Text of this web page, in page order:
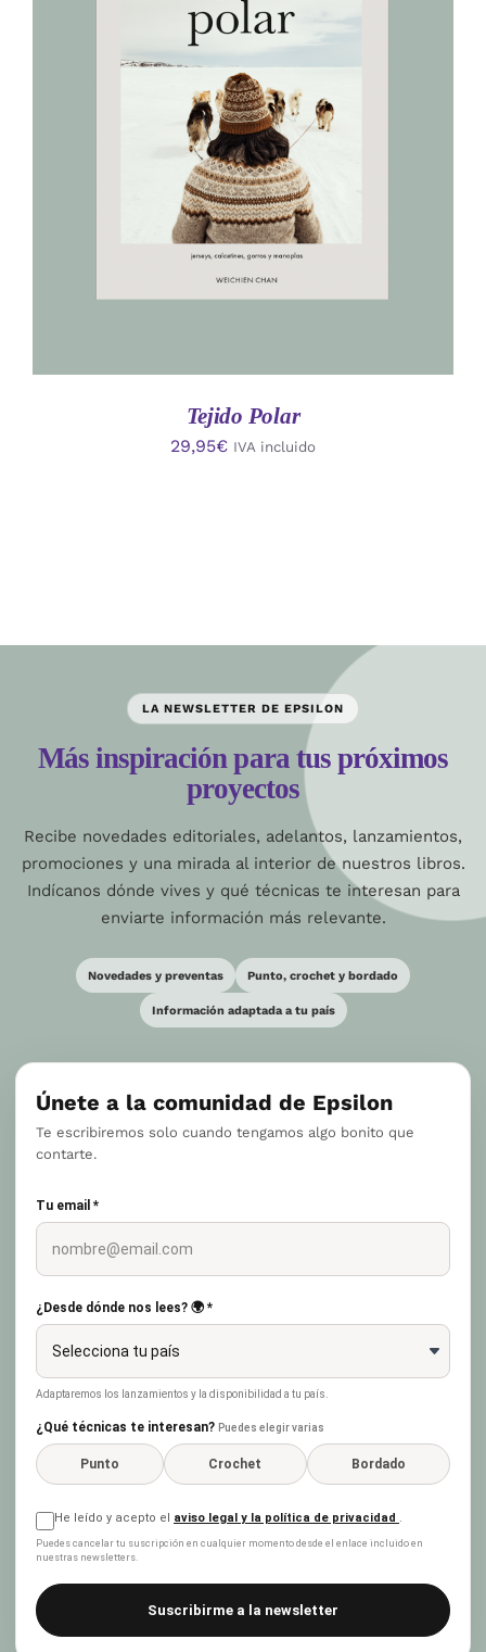
AÑADIR AL CARRITO
/
Tejido Polar
29,95€ IVA incluido
LA NEWSLETTER DE EPSILON
Más inspiración para tus próximos
proyectos
Recibe novedades editoriales, adelantos, lanzamientos,
promociones y una mirada al interior de nuestros libros.
Indícanos dónde vives y qué técnicas te interesan para
enviarte información más relevante.
Novedades y preventas Punto, crochet y bordado
Información adaptada a tu país
Únete a la comunidad de Epsilon
Te escribiremos solo cuando tengamos algo bonito que
contarte.
Tu email *
¿Desde dónde nos lees? 🌍 *
Adaptaremos los lanzamientos y la disponibilidad a tu país.
¿Qué técnicas te interesan? Puedes elegir varias
Punto Crochet Bordado
He leído y acepto el aviso legal y la política de privacidad .
Puedes cancelar tu suscripción en cualquier momento desde el enlace incluido en
nuestras newsletters.
Suscribirme a la newsletter